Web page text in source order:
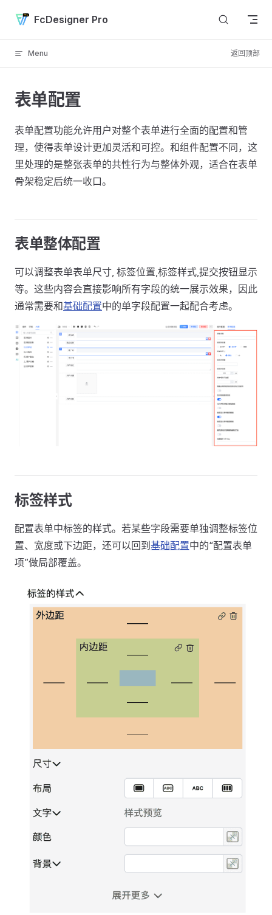
Skip to content
FcDesigner Pro
Menu 返回顶部
表单配置
表单配置功能允许用户对整个表单进行全面的配置和管
理，使得表单设计更加灵活和可控。和组件配置不同，这
里处理的是整张表单的共性行为与整体外观，适合在表单
骨架稳定后统一收口。
表单整体配置
可以调整表单表单尺寸, 标签位置,标签样式,提交按钮显示
等。这些内容会直接影响所有字段的统一展示效果，因此
通常需要和基础配置中的单字段配置一起配合考虑。
标签样式
配置表单中标签的样式。若某些字段需要单独调整标签位
置、宽度或下边距，还可以回到基础配置中的“配置表单
项”做局部覆盖。